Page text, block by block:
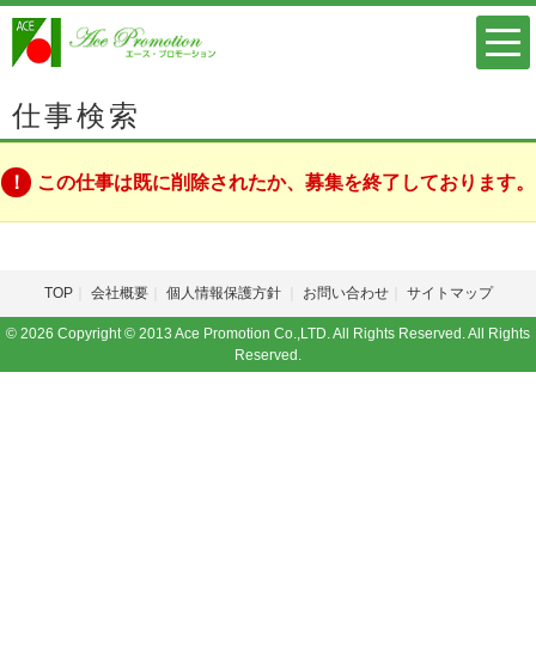
仕事検索
この仕事は既に削除されたか、募集を終了しております。
TOP 会社概要 個人情報保護方針 お問い合わせ サイトマップ
© 2026 Copyright © 2013 Ace Promotion Co.,LTD. All Rights Reserved. All Rights
Reserved.